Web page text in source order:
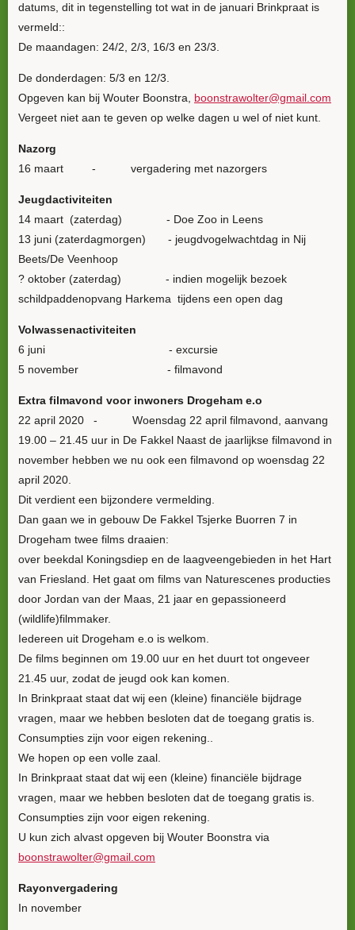
datums, dit in tegenstelling tot wat in de januari Brinkpraat is
vermeld::
De maandagen: 24/2, 2/3, 16/3 en 23/3.
De donderdagen: 5/3 en 12/3.
Opgeven kan bij Wouter Boonstra, boonstrawolter@gmail.com
Vergeet niet aan te geven op welke dagen u wel of niet kunt.
Nazorg
16 maart - vergadering met nazorgers
Jeugdactiviteiten
14 maart (zaterdag) - Doe Zoo in Leens
13 juni (zaterdagmorgen) - jeugdvogelwachtdag in Nij
Beets/De Veenhoop
? oktober (zaterdag) - indien mogelijk bezoek
schildpaddenopvang Harkema tijdens een open dag
Volwassenactiviteiten
6 juni - excursie
5 november - filmavond
Extra filmavond voor inwoners Drogeham e.o
22 april 2020
-
Woensdag 22 april filmavond, aanvang
19.00 – 21.45 uur in De Fakkel Naast de jaarlijkse filmavond in
november hebben we nu ook een filmavond op woensdag 22
april 2020.
Dit verdient een bijzondere vermelding.
Dan gaan we in gebouw De Fakkel Tsjerke Buorren 7 in
Drogeham twee films draaien:
over beekdal Koningsdiep en de laagveengebieden in het Hart
van Friesland. Het gaat om films van Naturescenes producties
door Jordan van der Maas, 21 jaar en gepassioneerd
(wildlife)filmmaker.
Iedereen uit Drogeham e.o is welkom.
De films beginnen om 19.00 uur en het duurt tot ongeveer
21.45 uur, zodat de jeugd ook kan komen.
In Brinkpraat staat dat wij een (kleine) financiële bijdrage
vragen, maar we hebben besloten dat de toegang gratis is.
Consumpties zijn voor eigen rekening..
We hopen op een volle zaal.
In Brinkpraat staat dat wij een (kleine) financiële bijdrage
vragen, maar we hebben besloten dat de toegang gratis is.
Consumpties zijn voor eigen rekening.
U kun zich alvast opgeven bij Wouter Boonstra via
boonstrawolter@gmail.com
Rayonvergadering
In november